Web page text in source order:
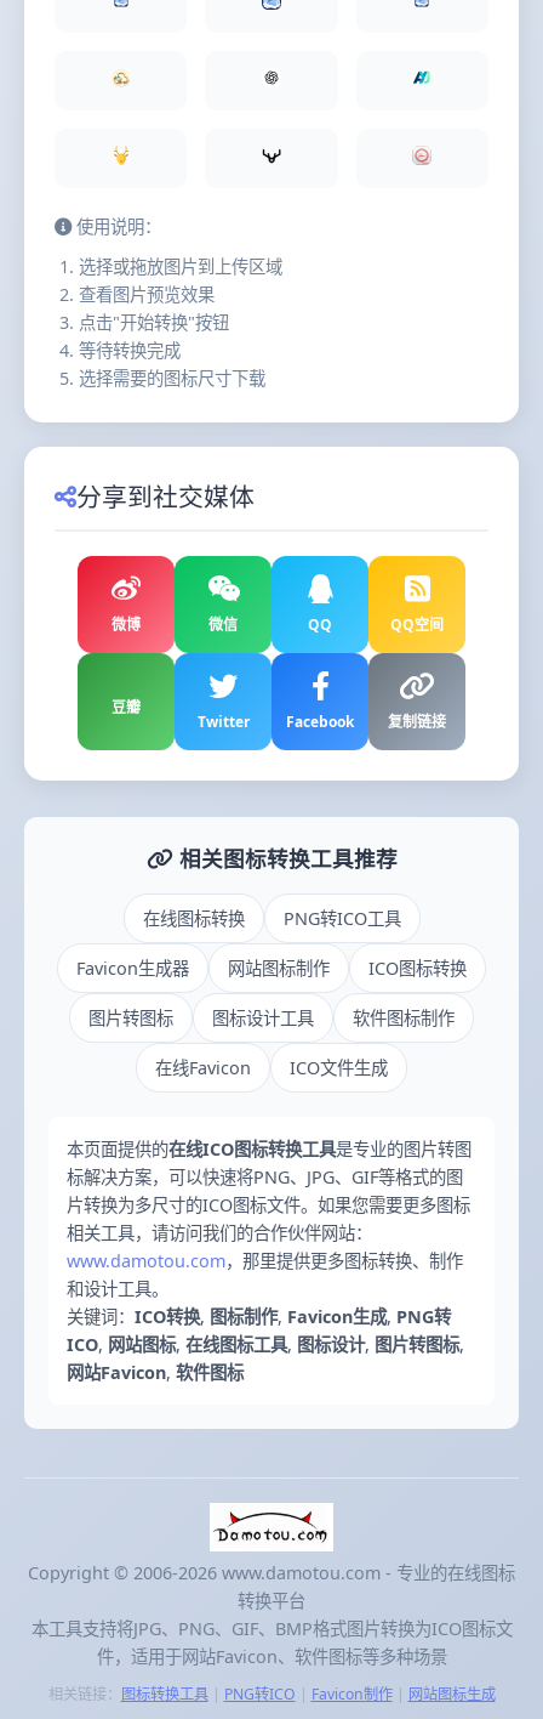
使用说明：
选择或拖放图片到上传区域
查看图片预览效果
点击"开始转换"按钮
等待转换完成
选择需要的图标尺寸下载
分享到社交媒体
微博 微信 QQ QQ空间
豆瓣
Twitter Facebook 复制链接
相关图标转换工具推荐
在线图标转换 PNG转ICO工具
Favicon生成器 网站图标制作 ICO图标转换
图片转图标 图标设计工具 软件图标制作
在线Favicon ICO文件生成
本页面提供的在线ICO图标转换工具是专业的图片转图
标解决方案，可以快速将PNG、JPG、GIF等格式的图
片转换为多尺寸的ICO图标文件。如果您需要更多图标
相关工具，请访问我们的合作伙伴网站：
www.damotou.com，那里提供更多图标转换、制作
和设计工具。
关键词： ICO转换, 图标制作, Favicon生成, PNG转
ICO, 网站图标, 在线图标工具, 图标设计, 图片转图标,
网站Favicon, 软件图标
Copyright © 2006-2026 www.damotou.com - 专业的在线图标
转换平台
本工具支持将JPG、PNG、GIF、BMP格式图片转换为ICO图标文
件，适用于网站Favicon、软件图标等多种场景
相关链接： 图标转换工具| PNG转ICO | Favicon制作| 网站图标生成